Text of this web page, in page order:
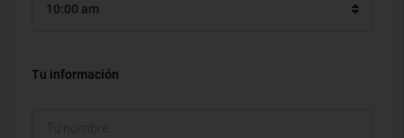
10:00 am
Tu información